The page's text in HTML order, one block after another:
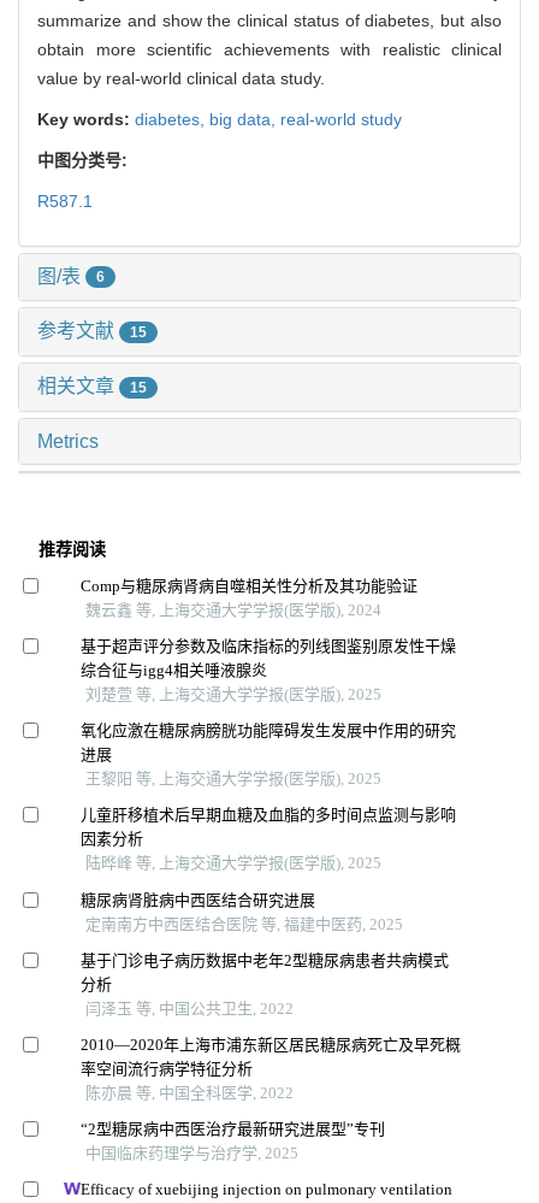
summarize and show the clinical status of diabetes, but also
obtain more scientific achievements with realistic clinical
value by real-world clinical data study.
Key words: diabetes, big data, real-world study
中图分类号:
R587.1
图/表 6
参考文献 15
相关文章 15
Metrics
推荐阅读
Comp与糖尿病肾病自噬相关性分析及其功能验证
魏云鑫 等, 上海交通大学学报(医学版), 2024
基于超声评分参数及临床指标的列线图鉴别原发性干燥
综合征与igg4相关唾液腺炎
刘楚萱 等, 上海交通大学学报(医学版), 2025
氧化应激在糖尿病膀胱功能障碍发生发展中作用的研究
进展
王黎阳 等, 上海交通大学学报(医学版), 2025
儿童肝移植术后早期血糖及血脂的多时间点监测与影响
因素分析
陆晔峰 等, 上海交通大学学报(医学版), 2025
糖尿病肾脏病中西医结合研究进展
定南南方中西医结合医院 等, 福建中医药, 2025
基于门诊电子病历数据中老年2型糖尿病患者共病模式
分析
闫泽玉 等, 中国公共卫生, 2022
2010—2020年上海市浦东新区居民糖尿病死亡及早死概
率空间流行病学特征分析
陈亦晨 等, 中国全科医学, 2022
“2型糖尿病中西医治疗最新研究进展型”专刊
中国临床药理学与治疗学, 2025
Efficacy of xuebijing injection on pulmonary ventilation